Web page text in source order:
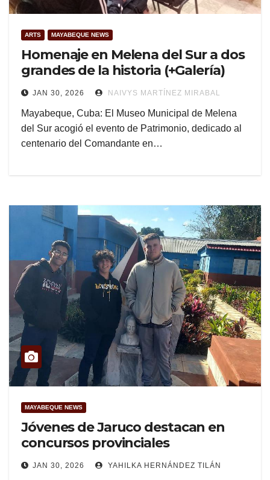
ARTS MAYABEQUE NEWS
Homenaje en Melena del Sur a dos
grandes de la historia (+Galería)
JAN 30, 2026 NAIVYS MARTÍNEZ MIRABAL
Mayabeque, Cuba: El Museo Municipal de Melena
del Sur acogió el evento de Patrimonio, dedicado al
centenario del Comandante en…
MAYABEQUE NEWS
Jóvenes de Jaruco destacan en
concursos provinciales
JAN 30, 2026 YAHILKA HERNÁNDEZ TILÁN